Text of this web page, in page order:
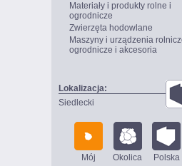
Materiały i produkty rolne i
ogrodnicze
Zwierzęta hodowlane
Maszyny i urządzenia
ogrodnicze i akcesoria
Lokalizacja:
Siedlecki
Mój Okolica Polska